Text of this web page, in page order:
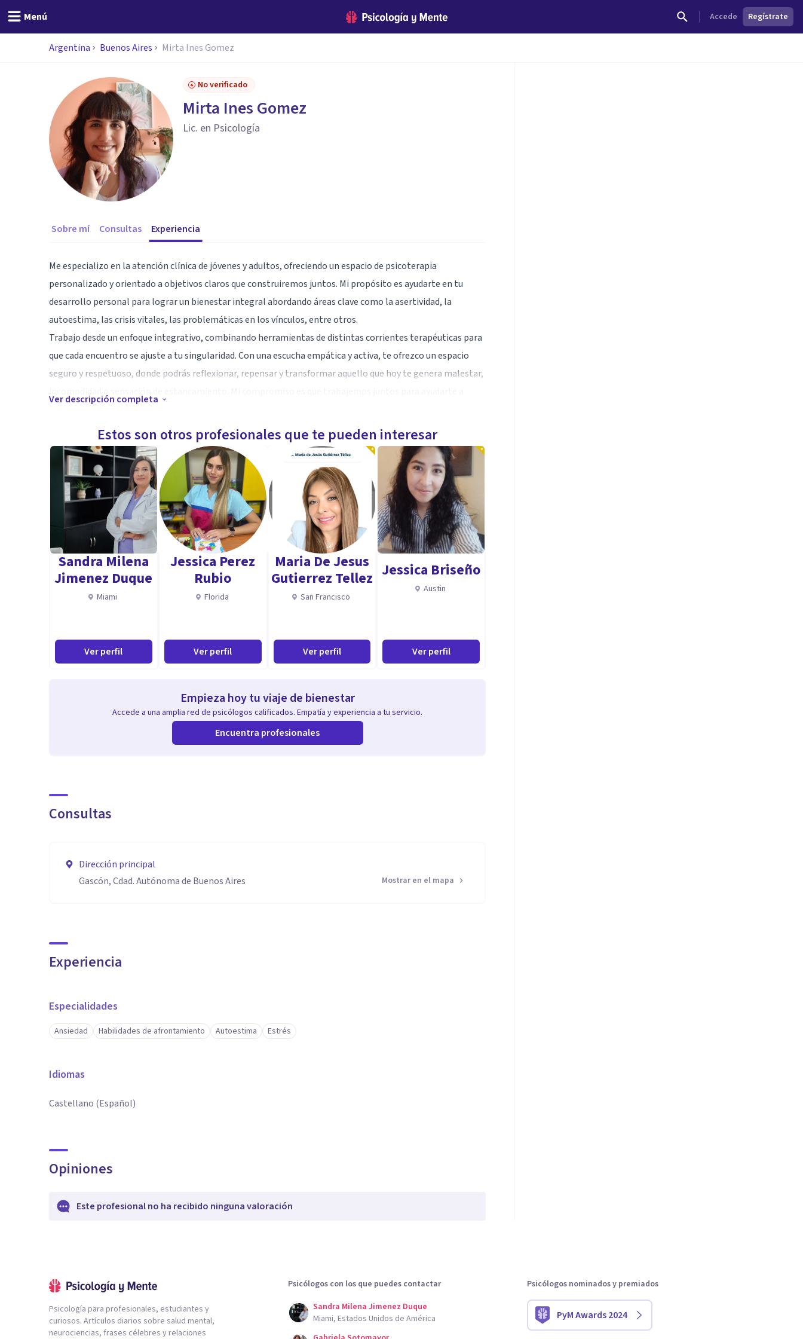
Menú Accede Regístrate
Argentina Buenos Aires Mirta Ines Gomez
No verificado
Mirta Ines Gomez
Lic. en Psicología
Sobre mí Consultas Experiencia
Me especializo en la atención clínica de jóvenes y adultos, ofreciendo un espacio de psicoterapia
personalizado y orientado a objetivos claros que construiremos juntos. Mi propósito es ayudarte en tu
desarrollo personal para lograr un bienestar integral abordando áreas clave como la asertividad, la
autoestima, las crisis vitales, las problemáticas en los vínculos, entre otros.
Trabajo desde un enfoque integrativo, combinando herramientas de distintas corrientes terapéuticas para
que cada encuentro se ajuste a tu singularidad. Con una escucha empática y activa, te ofrezco un espacio
seguro y respetuoso, donde podrás reflexionar, repensar y transformar aquello que hoy te genera malestar,
Creo profundamente que el autoconocimiento es la clave para tomar decisiones más conscientes y
fortalecer la relación con vos mismo.
Si sentís que esta propuesta es para vos, te invito a contactarme. Entrego factura para quienes deseen
gestionar el reintegro ante obras sociales o prepagas. No atiendo adicciones ni casos judicializados.
Especialidad
Trabajo con modalidad online, así que podes contarte desde cualquier lugar del mundo en el que estés.
Cada sesión tiene una duración promedio de 50 minutos.
La duración de un tratamiento es variable y depende de diversos factores, entre los cuales se destacan: el
motivo de consulta, los objetivos terapéuticos que se establecen, el proceso singular de cada persona,
Aptitudes
emociones en un abordaje más completo. El cambio es posible, y estoy aquí para apoyarte en cada paso.
Ver descripción completa
Estos son otros profesionales que te pueden interesar
Sandra Milena
Jimenez Duque
Miami
Ver perfil
Jessica Perez
Rubio
Florida
Ver perfil
Maria De Jesus
Gutierrez Tellez
San Francisco
Ver perfil
Jessica Briseño
Austin
Ver perfil
Empieza hoy tu viaje de bienestar
Accede a una amplia red de psicólogos calificados. Empatía y experiencia a tu servicio.
Encuentra profesionales
Consultas
Dirección principal
Gascón, Cdad. Autónoma de Buenos Aires
Mostrar en el mapa
Experiencia
Especialidades
Ansiedad Habilidades de afrontamiento Autoestima Estrés
Idiomas
Castellano (Español)
Opiniones
Este profesional no ha recibido ninguna valoración
Psicología para profesionales, estudiantes y
curiosos. Artículos diarios sobre salud mental,
neurociencias, frases célebres y relaciones
Psicólogos con los que puedes contactar
Sandra Milena Jimenez Duque
Miami, Estados Unidos de América
Psicólogos nominados y premiados
PyM Awards 2024